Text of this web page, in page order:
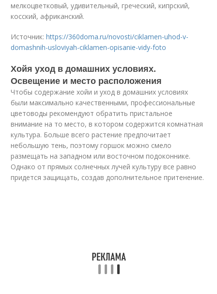
мелкоцветковый, удивительный, греческий, кипрский,
косский, африканский.
Источник:https://360doma.ru/novosti/ciklamen-uhod-v-
domashnih-usloviyah-ciklamen-opisanie-vidy-foto
Хойя уход в домашних условиях.
Освещение и место расположения
Чтобы содержание хойи и уход в домашних условиях
были максимально качественными, профессиональные
цветоводы рекомендуют обратить пристальное
внимание на то место, в котором содержится комнатная
культура. Больше всего растение предпочитает
небольшую тень, поэтому горшок можно смело
размещать на западном или восточном подоконнике.
Однако от прямых солнечных лучей культуру все равно
придется защищать, создав дополнительное притенение.